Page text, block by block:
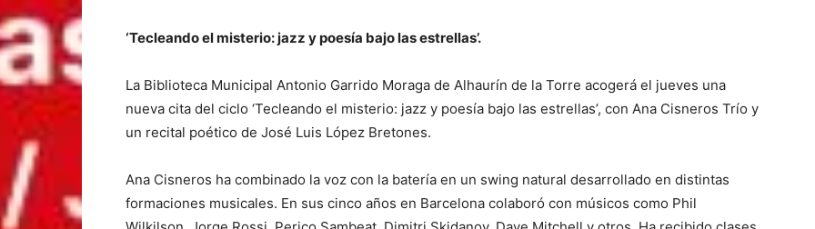
‘Tecleando el misterio: jazz y poesía bajo las estrellas’.
La Biblioteca Municipal Antonio Garrido Moraga de Alhaurín de la Torre acogerá el jueves una
nueva cita del ciclo ‘Tecleando el misterio: jazz y poesía bajo las estrellas’, con Ana Cisneros Trío y
un recital poético de José Luis López Bretones.
Ana Cisneros ha combinado la voz con la batería en un swing natural desarrollado en distintas
formaciones musicales. En sus cinco años en Barcelona colaboró con músicos como Phil